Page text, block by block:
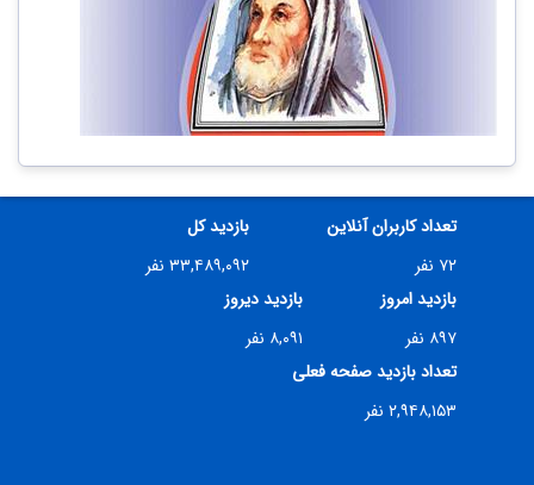
تعداد کاربران آنلاین
۷۲ نفر
بازدید کل
۳۳,۴۸۹,۰۹۲ نفر
بازدید امروز
۸۹۷ نفر
بازدید دیروز
۸,۰۹۱ نفر
تعداد بازدید صفحه فعلی
۲,۹۴۸,۱۵۳ نفر